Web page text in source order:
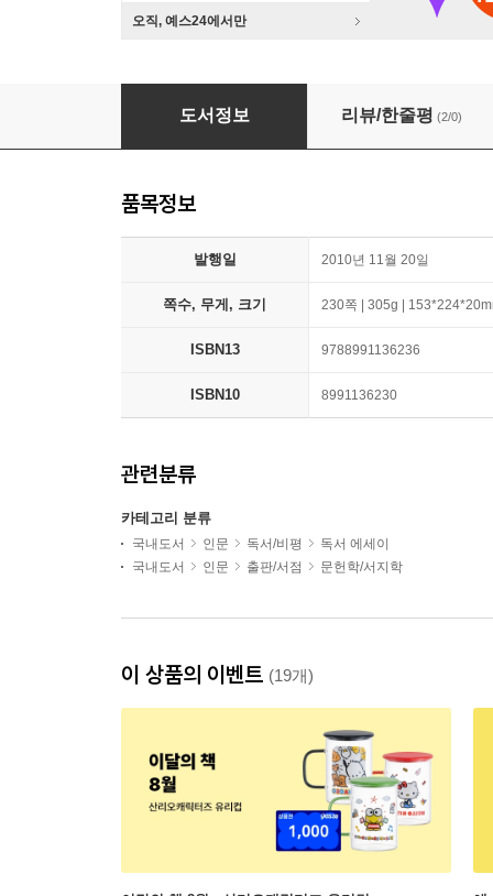
오직, 예스24에서만
제목은 뭐로하지?
도서정보 리뷰/한줄평 (2/0)
품목정보
발행일 2010년 11월 20일
쪽수, 무게, 크기 230쪽 | 305g |
ISBN13 9788991136236
ISBN10 8991136230
관련분류
카테고리 분류
국내도서 인문 독서/비평
독서 에세이
국내도서
인문 출판/서점 문헌학/서지학
이 상품의 이벤트 (19개)